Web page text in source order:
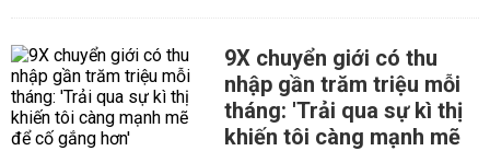
9X chuyển giới có thu
nhập gần trăm triệu mỗi
tháng: 'Trải qua sự kì thị
khiến tôi càng mạnh mẽ